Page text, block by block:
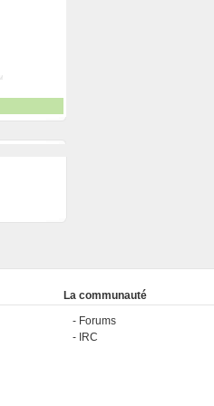
La communauté
Forums
IRC